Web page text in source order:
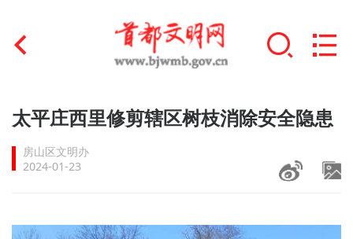
首页
文明创建
文明培育
+
太平庄西里修剪辖区树枝消除安全隐患
房山区文明办
2024-01-23